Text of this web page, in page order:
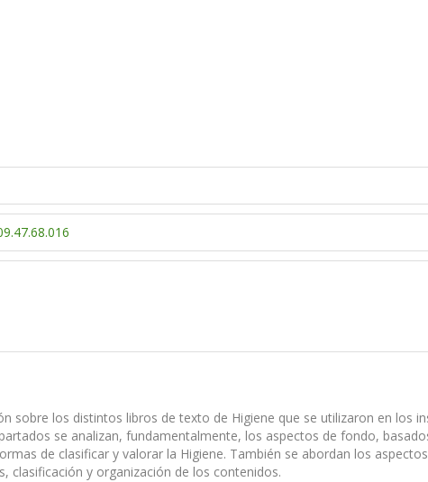
sobre los distintos libros de texto de Higiene que se utilizaron en los
se analizan, fundamentalmente, los aspectos de fondo,
de clasificar y valorar la Higiene. También se abordan los
clasificación y organización de los contenidos.